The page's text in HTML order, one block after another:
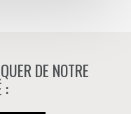
DE NOTRE
: